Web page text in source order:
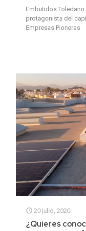
Embutidos
protagonista del
Empresas Pioneras
20 julio, 2020
¿Quieres